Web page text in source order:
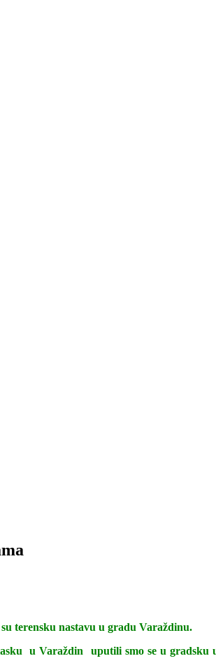
terensku nastavu u gradu Varaždinu.
u Varaždin uputili smo se u gradsku